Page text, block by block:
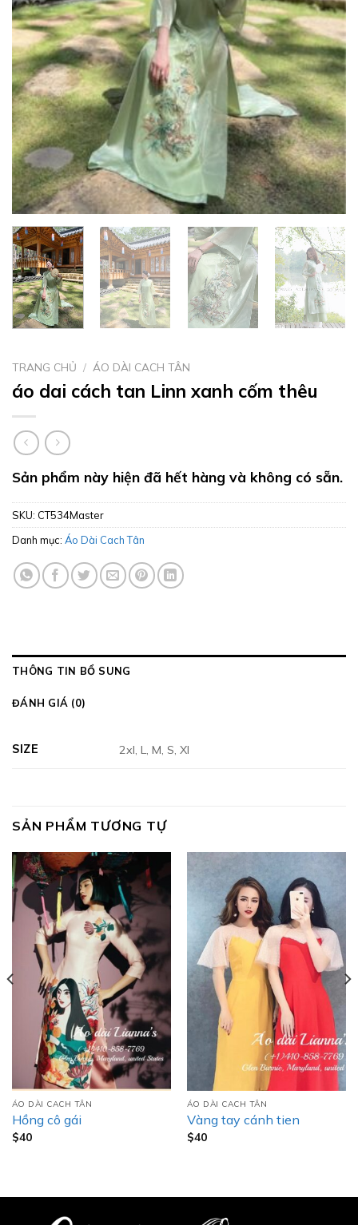
TRANG CHỦ / ÁO DÀI CACH TÂN
áo dai cách tan Linn xanh cốm thêu
Sản phẩm này hiện đã hết hàng và không có sẵn.
SKU: CT534Master
Danh mục: Áo Dài Cach Tân
THÔNG TIN BỔ SUNG
ĐÁNH GIÁ (0)
SIZE 2xl, L, M, S, Xl
SẢN PHẨM TƯƠNG TỰ
ÁO DÀI CACH TÂN
Hồng cô gái
$40
ÁO DÀI CACH TÂN
Vàng tay cánh tien
$40